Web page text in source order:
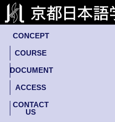
CONCEPT
COURSE
DOCUMENT
ACCESS
CONTACT
US